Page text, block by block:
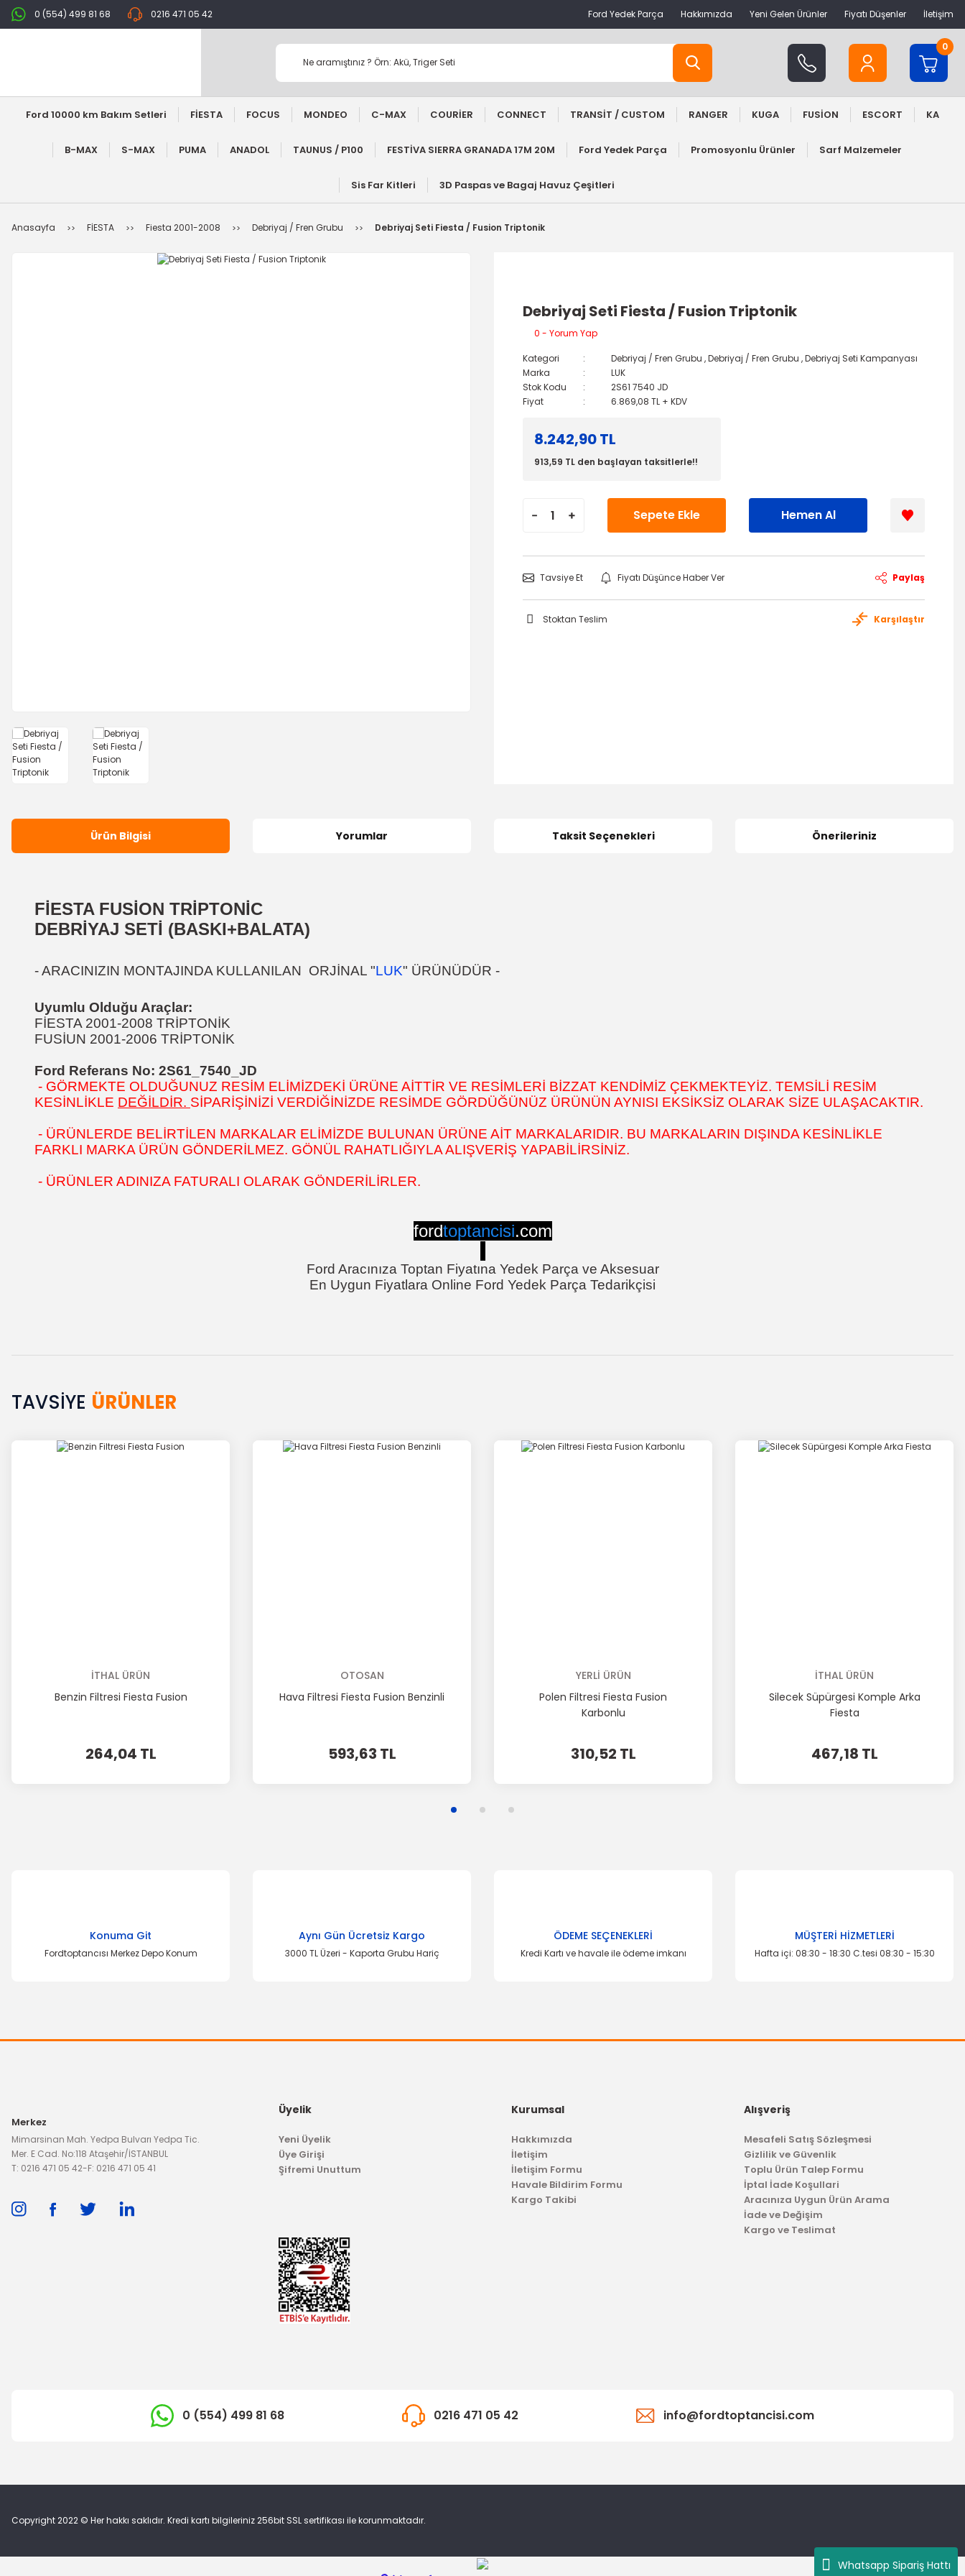
Whatsapp Sipariş Hattı
0 (554) 499 81 68 0216 471 05 42 Ford Yedek Parça Hakkımızda Yeni Gelen Ürünler Fiyatı Düşenler İletişim
0
Ford 10000 km Bakım Setleri FİESTA FOCUS MONDEO C-MAX COURİER CONNECT TRANSİT / CUSTOM RANGER KUGA FUSİON ESCORT KA
B-MAX S-MAX PUMA ANADOL TAUNUS / P100 FESTİVA SIERRA GRANADA 17M 20M Ford Yedek Parça Promosyonlu Ürünler Sarf Malzemeler
Sis Far Kitleri 3D Paspas ve Bagaj Havuz Çeşitleri
Anasayfa FİESTA Fiesta 2001-2008 Debriyaj / Fren Grubu Debriyaj Seti Fiesta / Fusion Triptonik
Debriyaj Seti Fiesta / Fusion Triptonik
0 - Yorum Yap
Kategori Debriyaj / Fren Grubu ,Debriyaj / Fren Grubu ,Debriyaj Seti Kampanyası
Marka
LUK
Stok Kodu
2S61 7540 JD
Fiyat
6.869,08 TL + KDV
8.242,90 TL
913,59 TL den başlayan taksitlerle!!
Sepete Ekle Hemen Al
Tavsiye Et Fiyatı Düşünce Haber Ver Paylaş
Stoktan Teslim Karşılaştır
Ürün Bilgisi Yorumlar Taksit Seçenekleri Önerileriniz
FİESTA FUSİON TRİPTONİC
DEBRİYAJ SETİ (BASKI+BALATA)
- ARACINIZIN MONTAJINDA KULLANILAN ORJİNAL "LUK" ÜRÜNÜDÜR -
Uyumlu Olduğu Araçlar:
FİESTA 2001-2008 TRİPTONİK
FUSİUN 2001-2006 TRİPTONİK
Ford Referans No: 2S61_7540_JD
- GÖRMEKTE OLDUĞUNUZ RESİM ELİMİZDEKİ ÜRÜNE AİTTİR VE RESİMLERİ BİZZAT KENDİMİZ ÇEKMEKTEYİZ. TEMSİLİ RESİM
KESİNLİKLE DEĞİLDİR. SİPARİŞİNİZİ VERDİĞİNİZDE RESİMDE GÖRDÜĞÜNÜZ ÜRÜNÜN AYNISI EKSİKSİZ OLARAK SİZE ULAŞACAKTIR.
- ÜRÜNLERDE BELİRTİLEN MARKALAR ELİMİZDE BULUNAN ÜRÜNE AİT MARKALARIDIR. BU MARKALARIN DIŞINDA KESİNLİKLE
FARKLI MARKA ÜRÜN GÖNDERİLMEZ. GÖNÜL RAHATLIĞIYLA ALIŞVERİŞ YAPABİLİRSİNİZ.
- ÜRÜNLER ADINIZA FATURALI OLARAK GÖNDERİLİRLER.
fordtoptancisi.com
Ford Aracınıza Toptan Fiyatına Yedek Parça ve Aksesuar
En Uygun Fiyatlara Online Ford Yedek Parça Tedarikçisi
Bu ürünün fiyat bilgisi, resim, ürün açıklamalarında ve diğer konularda yetersiz gördüğünüz noktaları öneri formunu kullanarak tarafımıza iletebilirsiniz.
TAVSİYE ÜRÜNLER
İTHAL ÜRÜN
Benzin Filtresi Fiesta Fusion
264,04 TL
OTOSAN
Hava Filtresi Fiesta Fusion Benzinli
593,63 TL
YERLİ ÜRÜN
Polen Filtresi Fiesta Fusion
Karbonlu
310,52 TL
İTHAL ÜRÜN
Silecek Süpürgesi Komple Arka
Fiesta
467,18 TL
Konuma Git
Fordtoptancısı Merkez Depo Konum
Aynı Gün Ücretsiz Kargo
3000 TL Üzeri - Kaporta Grubu Hariç
ÖDEME SEÇENEKLERİ
Kredi Kartı ve havale ile ödeme imkanı
MÜŞTERİ HİZMETLERİ
Hafta içi: 08:30 - 18:30 C.tesi 08:30 - 15:30
Merkez
Mimarsinan Mah. Yedpa Bulvarı Yedpa Tic.
Mer. E Cad. No:118 Ataşehir/İSTANBUL
T: 0216 471 05 42-F: 0216 471 05 41
Üyelik
Yeni Üyelik
Üye Girişi
Şifremi Unuttum
Kurumsal
Hakkımızda
İletişim
İletişim Formu
Havale Bildirim Formu
Kargo Takibi
Alışveriş
Mesafeli Satış Sözleşmesi
Gizlilik ve Güvenlik
Toplu Ürün Talep Formu
İptal İade Koşullari
Aracınıza Uygun Ürün Arama
İade ve Değişim
Kargo ve Teslimat
0 (554) 499 81 68 0216 471 05 42 info@fordtoptancisi.com
Copyright 2022 © Her hakkı saklıdır. Kredi kartı bilgileriniz 256bit SSL sertifikası ile korunmaktadır.